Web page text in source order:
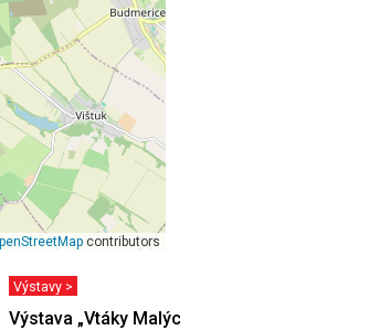
contributors
Výstavy >
Výstava „Vtáky Malých Karpát“